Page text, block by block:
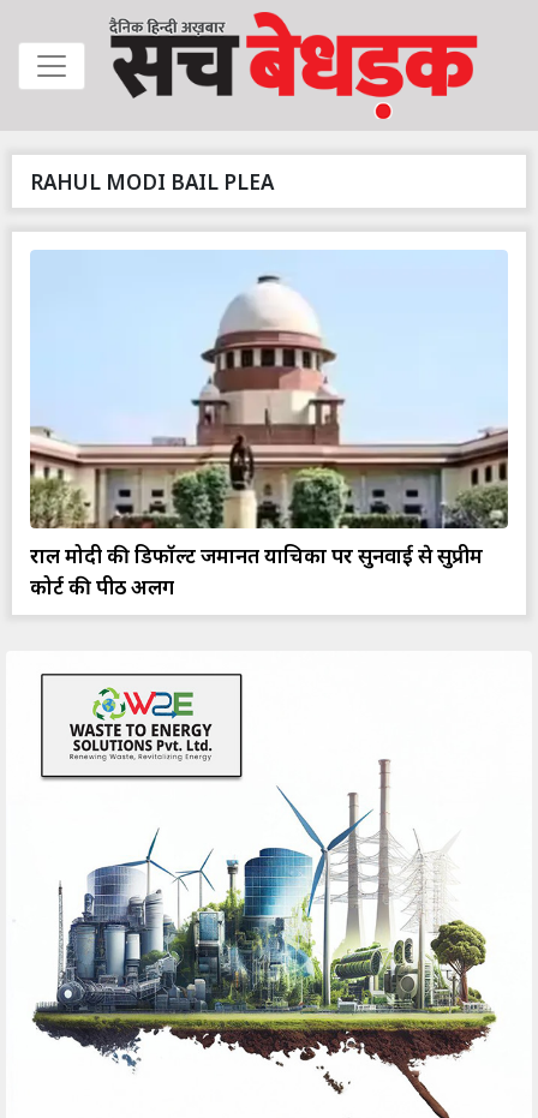
RAHUL MODI BAIL PLEA
राहुल मोदी की डिफॉल्ट जमानत याचिका पर सुनवाई से सुप्रीम
कोर्ट की पीठ अलग